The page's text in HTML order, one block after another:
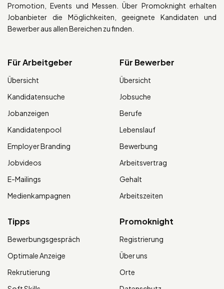
Promotion, Events und Messen. Über Promoknight erhalten
Jobanbieter die Möglichkeiten, geeignete Kandidaten und
Bewerber aus allen Bereichen zu finden.
Für Arbeitgeber
Übersicht
Kandidatensuche
Jobanzeigen
Kandidatenpool
Employer Branding
Jobvideos
E-Mailings
Medienkampagnen
Für Bewerber
Übersicht
Jobsuche
Berufe
Lebenslauf
Bewerbung
Arbeitsvertrag
Gehalt
Arbeitszeiten
Tipps
Bewerbungsgespräch
Optimale Anzeige
Rekrutierung
Promoknight
Registrierung
Über uns
Orte